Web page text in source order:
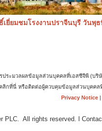
ยี่ยมชมโรงงานปราจีนบุรี วันพุ
ระมวลผลข้อมูลส่วนบุคคลที่เอสซีจีพี (บ
กที่นี่ หรือติดต่อผู้ควบคุมข้อมูลส่วนบุคคล
Privacy Notice|
PLC. All rights reserved. l